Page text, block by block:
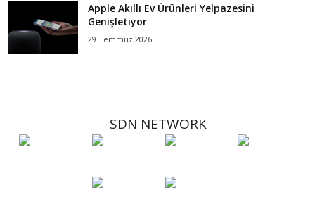
Apple Akıllı Ev Ürünleri Yelpazesini
Genişletiyor
29 Temmuz 2026
SDN NETWORK